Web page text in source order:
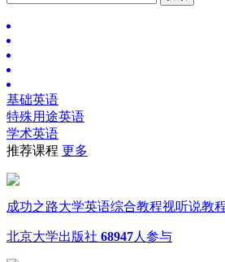
基础英语
特殊用途英语
学术英语
推荐课程 更多
成功之路大学英语综合教程视听说教
北京大学出版社 68947人参与